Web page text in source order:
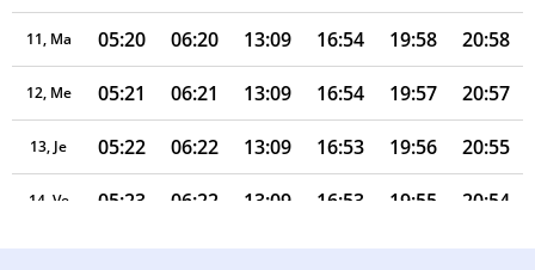
11, Ma 05:20 06:20 13:09 16:54 19:58 20:58
12, Me 05:21 06:21 13:09 16:54 19:57 20:57
13, Je 05:22 06:22 13:09 16:53 19:56 20:55
14, Ve 05:23 06:22 13:09 16:53 19:55 20:54
15, Sa 05:24 06:23 13:09 16:52 19:53 20:53